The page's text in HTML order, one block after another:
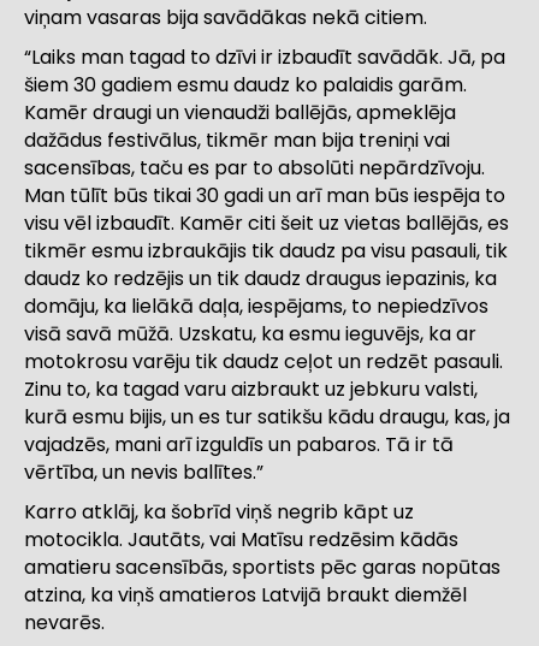
viņam vasaras bija savādākas nekā citiem.
“Laiks man tagad to dzīvi ir izbaudīt savādāk. Jā, pa
šiem 30 gadiem esmu daudz ko palaidis garām.
Kamēr draugi un vienaudži ballējās, apmeklēja
dažādus festivālus, tikmēr man bija treniņi vai
sacensības, taču es par to absolūti nepārdzīvoju.
Man tūlīt būs tikai 30 gadi un arī man būs iespēja to
visu vēl izbaudīt. Kamēr citi šeit uz vietas ballējās, es
tikmēr esmu izbraukājis tik daudz pa visu pasauli, tik
daudz ko redzējis un tik daudz draugus iepazinis, ka
domāju, ka lielākā daļa, iespējams, to nepiedzīvos
visā savā mūžā. Uzskatu, ka esmu ieguvējs, ka ar
motokrosu varēju tik daudz ceļot un redzēt pasauli.
Zinu to, ka tagad varu aizbraukt uz jebkuru valsti,
kurā esmu bijis, un es tur satikšu kādu draugu, kas, ja
vajadzēs, mani arī izguldīs un pabaros. Tā ir tā
vērtība, un nevis ballītes.”
Karro atklāj, ka šobrīd viņš negrib kāpt uz
motocikla. Jautāts, vai Matīsu redzēsim kādās
amatieru sacensībās, sportists pēc garas nopūtas
atzina, ka viņš amatieros Latvijā braukt diemžēl
nevarēs.